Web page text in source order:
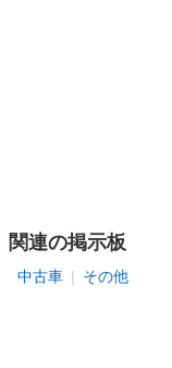
関連の掲示板
中古車 その他